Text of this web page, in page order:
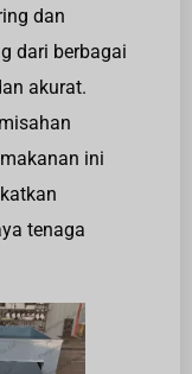
dan
dari berbagai
akurat.
ini
tenaga